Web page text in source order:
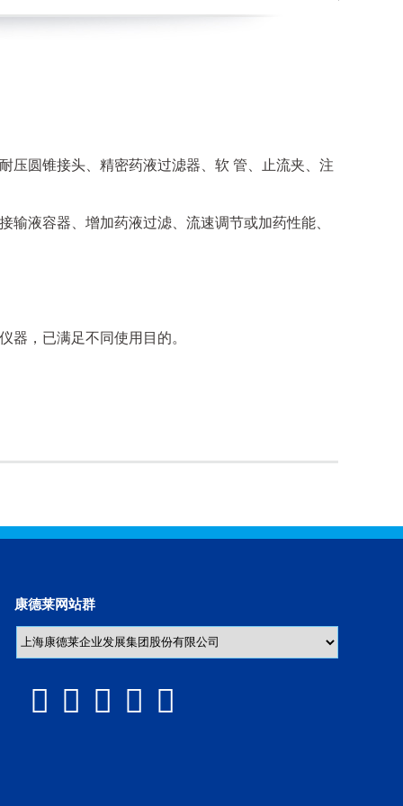
压圆锥接头、精密药液过滤器、软 管、止流夹、注
输液容器、增加药液过滤、流速调节或加药性能、
器，已满足不同使用目的。
康德莱网站群
    